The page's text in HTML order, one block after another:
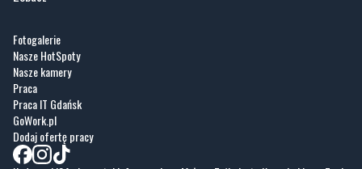
Fotogalerie
Nasze HotSpoty
Nasze kamery
Praca
Praca IT Gdańsk
GoWork.pl
Dodaj ofertę pracy